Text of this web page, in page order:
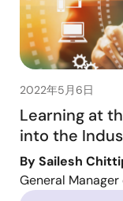
2022年5月6日
Learning at
into the
By Sailesh
General Manager